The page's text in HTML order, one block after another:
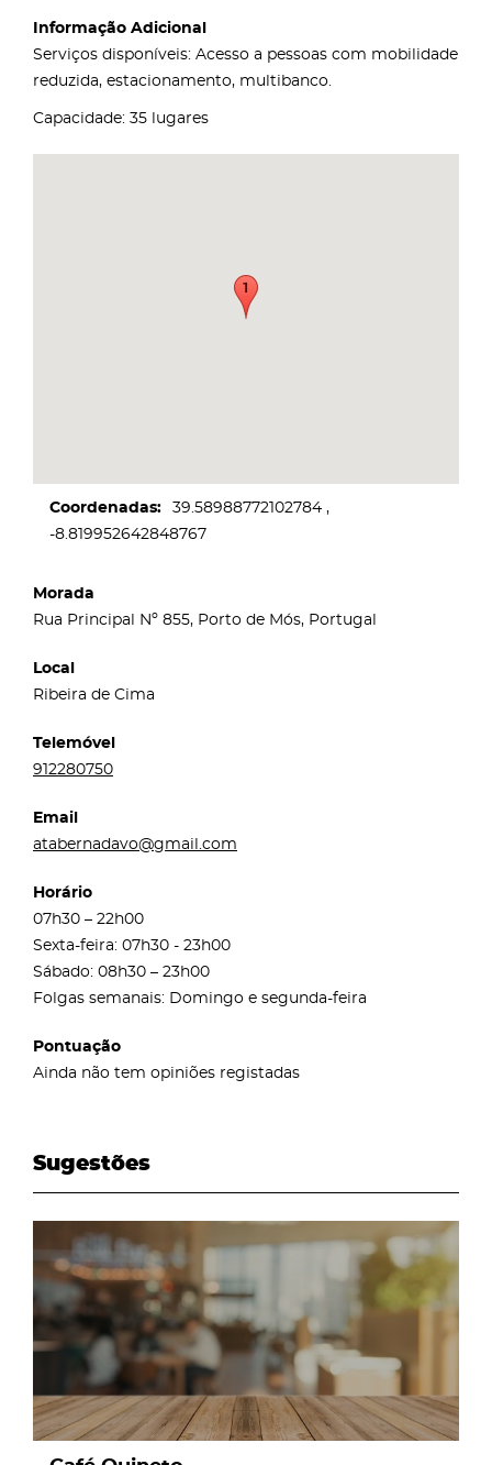
Informação Adicional
Serviços disponíveis: Acesso a pessoas com mobilidade
reduzida, estacionamento, multibanco.
Capacidade: 35 lugares
Coordenadas
39.58988772102784
-8.819952642848767
Morada
Rua Principal Nº 855, Porto de Mós, Portugal
Local
Ribeira de Cima
Telemóvel
912280750
Email
atabernadavo@gmail.com
Horário
07h30 – 22h00
Sexta-feira: 07h30 - 23h00
Sábado: 08h30 – 23h00
Folgas semanais: Domingo e segunda-feira
Pontuação
Ainda não tem opiniões registadas
Sugestões
page